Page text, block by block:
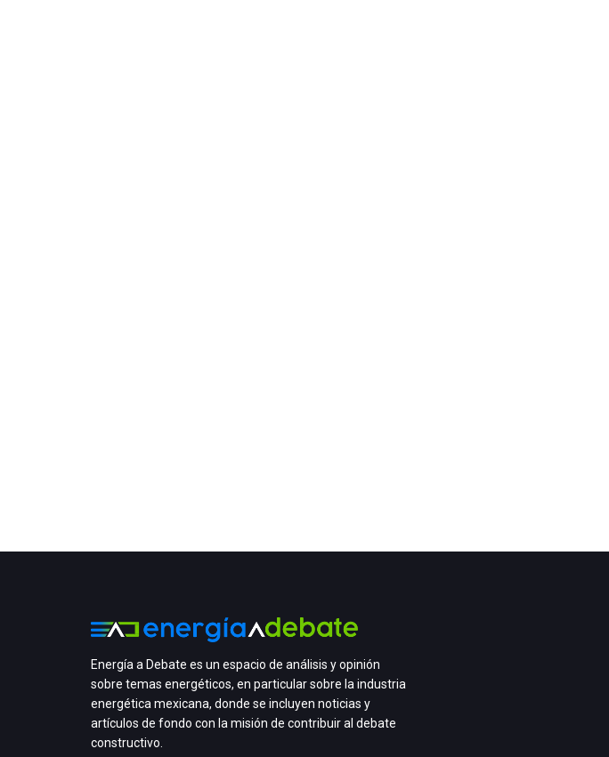
Energía a Debate es un espacio de análisis y opinión
sobre temas energéticos, en particular sobre la industria
energética mexicana, donde se incluyen noticias y
artículos de fondo con la misión de contribuir al debate
constructivo.